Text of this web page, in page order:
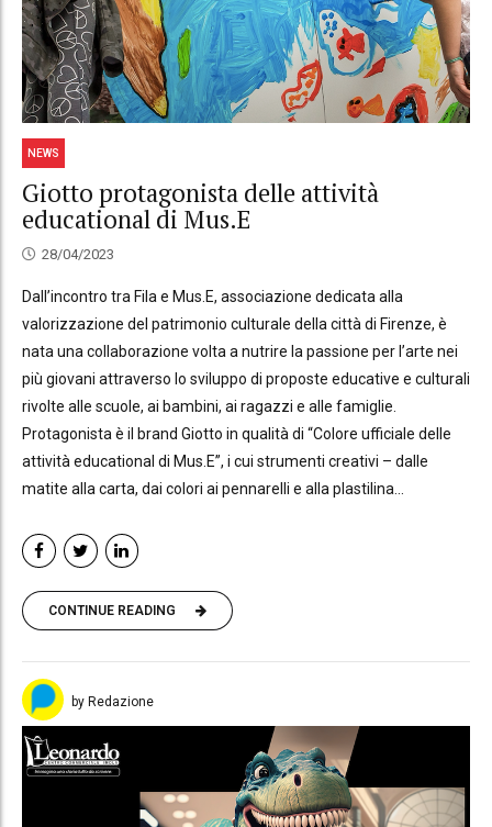
NEWS
Giotto protagonista delle attività
educational di Mus.E
28/04/2023
Dall’incontro tra Fila e Mus.E, associazione dedicata alla
valorizzazione del patrimonio culturale della città di Firenze, è
nata una collaborazione volta a nutrire la passione per l’arte nei
più giovani attraverso lo sviluppo di proposte educative e culturali
rivolte alle scuole, ai bambini, ai ragazzi e alle famiglie.
Protagonista è il brand Giotto in qualità di “Colore ufficiale delle
attività educational di Mus.E”, i cui strumenti creativi – dalle
matite alla carta, dai colori ai pennarelli e alla plastilina...
CONTINUE READING
by Redazione